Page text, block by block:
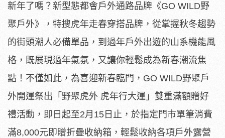
新年了嗎？新型態都會戶外通路品牌《GO WILD野
聚戶外》，特搜虎年走春穿搭品牌，從掌握秋冬趨勢
的街頭潮人必備單品，到過年戶外出遊的山系機能風
格，既展現過年氣氛，又讓你輕鬆成為新春潮流焦
點！不僅如此，為喜迎新春臨門，GO WILD野聚戶
外開運祭出「野聚虎外 虎年行大運」雙重滿額贈好
禮活動，即日起至2月15日止，於指定門市單筆消費
滿8,000元即贈折疊收納箱，輕鬆收納各項戶外露營